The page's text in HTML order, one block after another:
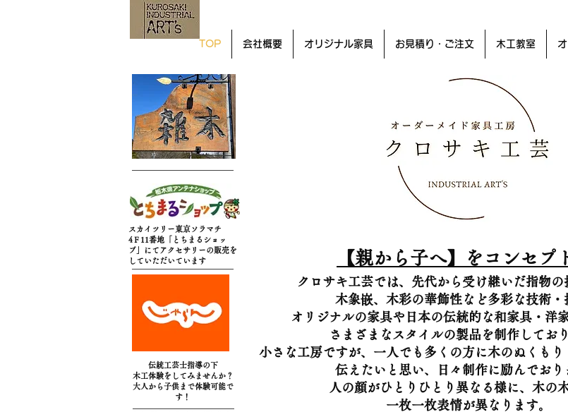
TOP 会社概要 オリジナル家具 お見積り・ご注文 木工教室
スカイツリー東京ソラマチ
4Ｆ11番地「とちまるショッ
プ」にてアクセサリーの販売を
していただいています
伝統工芸士指導の下
木工体験をしてみませんか？
​大人から子供まで体験可能で
す！
【​親から子へ】をコンセプ
クロサキ工芸では、先代から受け継いだ指物の
木象嵌、木彩の華飾性など多彩な技術・
オリジナルの家具や日本の伝統的な和家具・洋
さまざまなスタイルの製品を制作しており
小さな工房ですが、一人でも多くの方に木のぬくもり
伝えたいと思い、日々制作に励んでおり
人の顔がひとりひとり異なる様に、木の木
一枚一枚表情が異なります。